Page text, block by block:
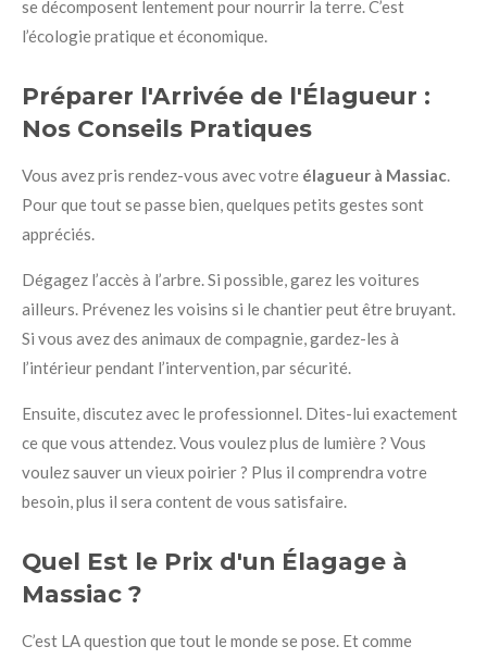
se décomposent lentement pour nourrir la terre. C’est
l’écologie pratique et économique.
Préparer l'Arrivée de l'Élagueur :
Nos Conseils Pratiques
Vous avez pris rendez-vous avec votre élagueur à Massiac.
Pour que tout se passe bien, quelques petits gestes sont
appréciés.
Dégagez l’accès à l’arbre. Si possible, garez les voitures
ailleurs. Prévenez les voisins si le chantier peut être bruyant.
Si vous avez des animaux de compagnie, gardez-les à
l’intérieur pendant l’intervention, par sécurité.
Ensuite, discutez avec le professionnel. Dites-lui exactement
ce que vous attendez. Vous voulez plus de lumière ? Vous
voulez sauver un vieux poirier ? Plus il comprendra votre
besoin, plus il sera content de vous satisfaire.
Quel Est le Prix d'un Élagage à
Massiac ?
C’est LA question que tout le monde se pose. Et comme